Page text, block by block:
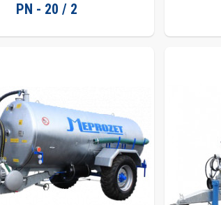
PN - 20 / 2